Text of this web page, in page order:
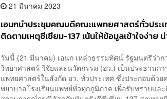
21 มีนาคม 2023
เอนกนำประชุมคณบดีคณะแพทยศาสตร์ทั่วประเ
ติดตามเหตุซีเซียม-137 เน้นให้ข้อมูลเข้าใจง่าย
วันนี้ (21 มีนาคม) เอนก เหล่าธรรมทัศน์ รัฐมนตรีว่าก
วิทยาศาสตร์ วิจัยและนวัตกรรม (อว.) เป็นประธาน
แพทยศาสตร์ในสังกัด อว. ทั่วประเทศ ซึ่งประกอบด้ว
พยาบาลโรงเรียนแพทย์ทั่วทุกภูมิภาค เพื่อรับทราบแล